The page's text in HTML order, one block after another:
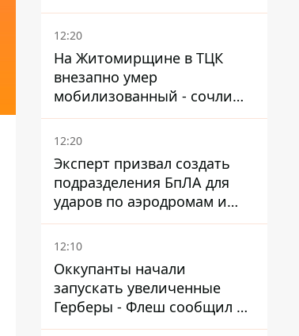
12:20
На Житомирщине в ТЦК
внезапно умер
мобилизованный - сочли
годным и сразу
остановилось сердце
12:20
Эксперт призвал создать
подразделения БпЛА для
ударов по аэродромам и
составам КАБ врага
12:10
Оккупанты начали
запускать увеличенные
Герберы - Флеш сообщил о
новой модификации дрона